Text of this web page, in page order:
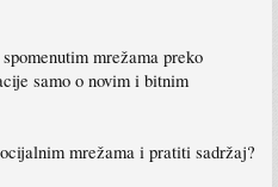
mrežama preko
samo o novim i bitnim
mrežama i pratiti sadržaj?